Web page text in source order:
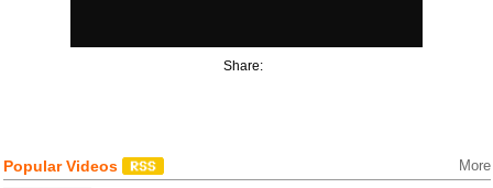
Share:
Popular Videos More